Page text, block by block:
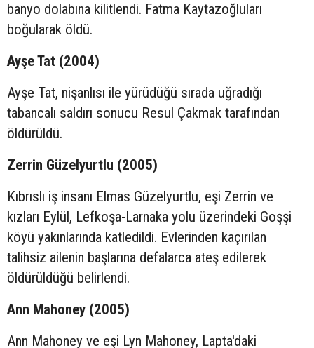
banyo dolabına kilitlendi. Fatma Kaytazoğluları
boğularak öldü.
Ayşe Tat (2004)
Ayşe Tat, nişanlısı ile yürüdüğü sırada uğradığı
tabancalı saldırı sonucu Resul Çakmak tarafından
öldürüldü.
Zerrin Güzelyurtlu (2005)
Kıbrıslı iş insanı Elmas Güzelyurtlu, eşi Zerrin ve
kızları Eylül, Lefkoşa-Larnaka yolu üzerindeki Goşşi
köyü yakınlarında katledildi. Evlerinden kaçırılan
talihsiz ailenin başlarına defalarca ateş edilerek
öldürüldüğü belirlendi.
Ann Mahoney (2005)
Ann Mahoney ve eşi Lyn Mahoney, Lapta'daki